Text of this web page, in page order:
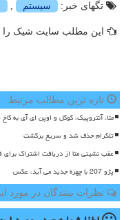
تگهای خبر:
سیستم ,
این مطلب سایت شیک را
تازه ترین مطالب مرتبط
متا، آنتروپیک، گوگل و اوپن ای آی به
تلگرام حذف شد و سریع برگشت
عقب نشینی متا از دریافت اشتراک
پژو 207 با چهره جدید می آید، عکس
نظرات بینندگان در مورد